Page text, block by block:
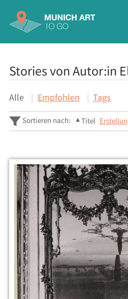
Stories von Autor:in
Alle Empfohlen Tags
Sortieren nach: Titel